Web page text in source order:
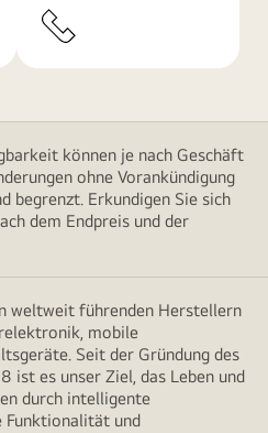
können je nach Geschäft
ohne Vorankündigung
begrenzt. Erkundigen Sie sich
dem Endpreis und der
weltweit führenden Herstellern
mobile
Seit der Gründung des
ist es unser Ziel, das Leben und
durch intelligente
und